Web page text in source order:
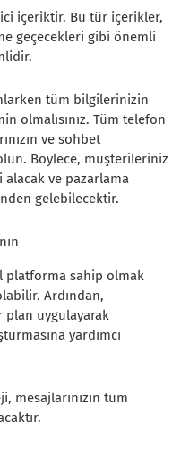
içeriktir. Bu tür içerikler,
geçecekleri gibi önemli
tüm bilgilerinizin
olmalısınız. Tüm telefon
ve sohbet
Böylece, müşterileriniz
ve pazarlama
gelebilecektir.
platforma sahip olmak
Ardından,
plan uygulayarak
yardımcı
mesajlarınızın tüm